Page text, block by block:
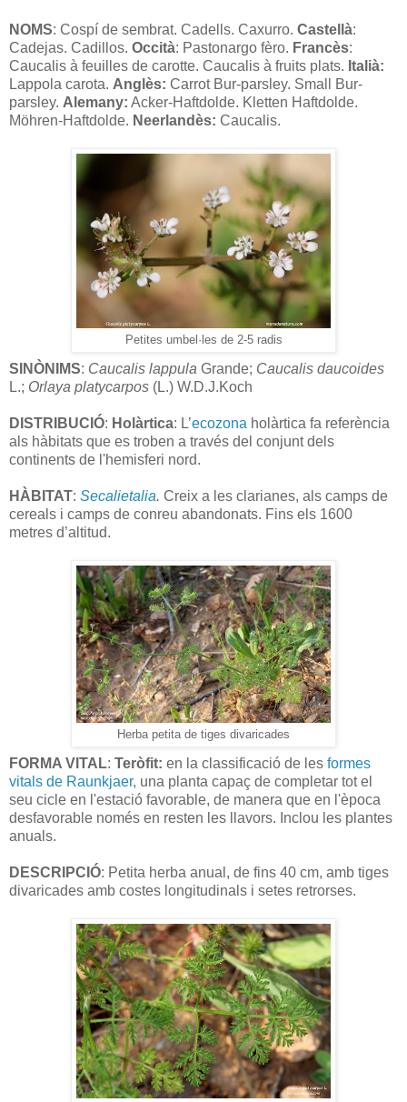
NOMS: Cospí de sembrat. Cadells. Caxurro. Castellà:
Cadejas. Cadillos. Occità: Pastonargo fèro. Francès:
Caucalis à feuilles de carotte. Caucalis à fruits plats. Italià:
Lappola carota. Anglès: Carrot Bur-parsley. Small Bur-
parsley. Alemany: Acker-Haftdolde. Kletten Haftdolde.
Möhren-Haftdolde. Neerlandès: Caucalis.
Petites umbel·les de 2-5 radis
SINÒNIMS: Caucalis lappula Grande; Caucalis daucoides
L.; Orlaya platycarpos (L.) W.D.J.Koch
DISTRIBUCIÓ: Holàrtica: L’ecozona holàrtica fa referència
als hàbitats que es troben a través del conjunt dels
continents de l'hemisferi nord.
HÀBITAT: Secalietalia. Creix a les clarianes, als camps de
cereals i camps de conreu abandonats. Fins els 1600
metres d’altitud.
Herba petita de tiges divaricades
FORMA VITAL: Teròfit: en la classificació de les formes
vitals de Raunkjaer, una planta capaç de completar tot el
seu cicle en l'estació favorable, de manera que en l'època
desfavorable només en resten les llavors. Inclou les plantes
anuals.
DESCRIPCIÓ: Petita herba anual, de fins 40 cm, amb tiges
divaricades amb costes longitudinals i setes retrorses.